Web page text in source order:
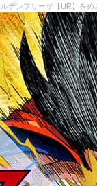
デンフリーザ【UR】を